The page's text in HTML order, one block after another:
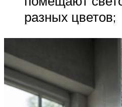
разных цветов;